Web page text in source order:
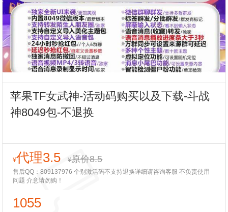
苹果TF女武神-活动码购买以及下载-斗战
神8049包-不退换
¥代理3.5 ¥原价8.5
售后QQ：809137976 个别激活码不支持退换详细请咨询客服 不负责使用
问题 介意请勿购！
1055